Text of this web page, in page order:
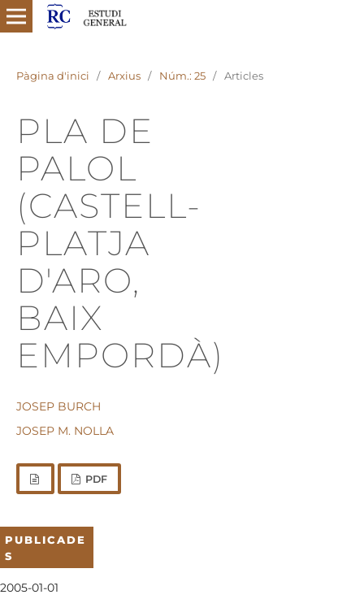
Pàgina d'inici / Arxius / Núm.: 25 / Articles
PLA DE
PALOL
(CASTELL-
PLATJA
D'ARO,
BAIX
EMPORDÀ)
JOSEP BURCH
JOSEP M. NOLLA
PDF
PUBLICADE
S
2005-01-01